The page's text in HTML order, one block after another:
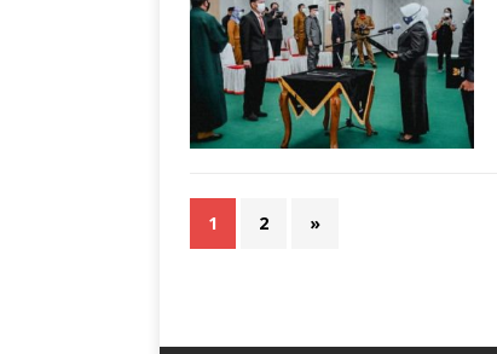
1 2 »